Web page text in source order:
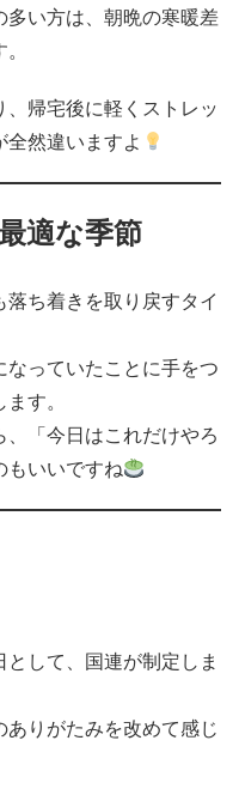
い方は、朝晩の寒暖差
帰宅後に軽くストレッ
然違いますよ
適な季節
ち着きを取り戻すタイ
っていたことに手をつ
す。
「今日はこれだけやろ
もいいですね
して、国連が制定しま
りがたみを改めて感じ